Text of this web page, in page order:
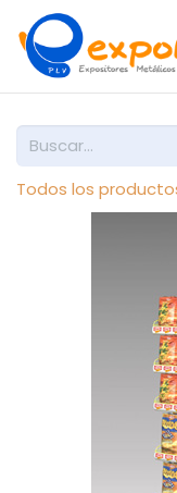
Todos los